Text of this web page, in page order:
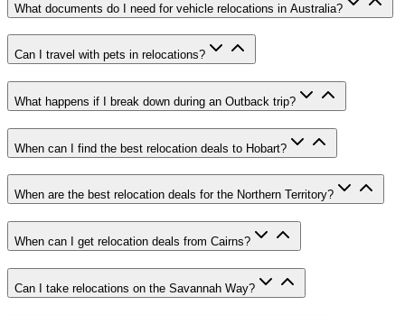
What documents do I need for vehicle relocations in Australia?
Can I travel with pets in relocations?
What happens if I break down during an Outback trip?
When can I find the best relocation deals to Hobart?
When are the best relocation deals for the Northern Territory?
When can I get relocation deals from Cairns?
Can I take relocations on the Savannah Way?